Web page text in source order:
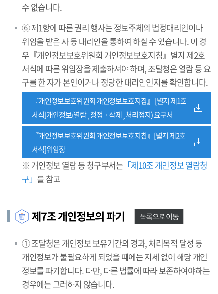
수 없습니다.
⑥ 제1항에 따른 권리 행사는 정보주체의 법정대리인이나
위임을 받은 자 등 대리인을 통하여 하실 수 있습니다. 이 경
우『개인정보보호위원회 개인정보보호지침』별지 제2호
서식에 따른 위임장을 제출하셔야 하며, 조달청은 열람 등 요
구를 한 자가 본인이거나 정당한 대리인인지를 확인합니다.
『개인정보보호위원회 개인정보보호지침』 [별지 제1호
서식]개인정보(열람¸정정ㆍ삭제¸처리정지) 요구서
『개인정보보호위원회 개인정보보호지침』[별지 제2호
서식]위임장
※ 개인정보 열람 등 청구부서는 「제10조 개인정보 열람청
구」 를 참고
제7조 개인정보의 파기 목록으로 이동
① 조달청은 개인정보 보유기간의 경과, 처리목적 달성 등
개인정보가 불필요하게 되었을 때에는 지체 없이 해당 개인
정보를 파기합니다. 다만, 다른 법률에 따라 보존하여야하는
경우에는 그러하지 않습니다.